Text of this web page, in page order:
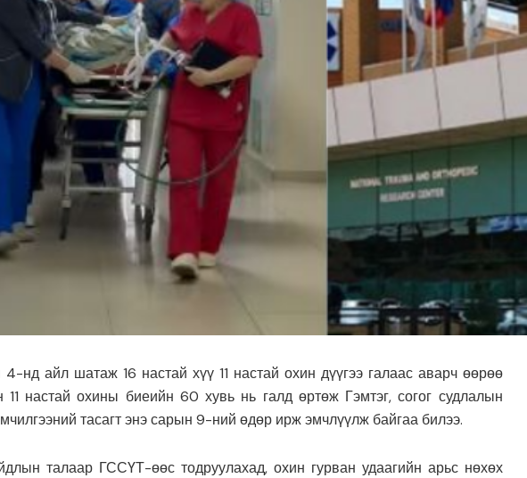
нд айл шатаж 16 настай хүү 11 настай охин дүүгээ галаас аварч өөрөө
настай охины биеийн 60 хувь нь галд өртөж Гэмтэг, согог судлалын
тасагт энэ сарын 9-ний өдөр ирж эмчлүүлж байгаа билээ.
талаар ГССҮТ-өөс тодруулахад, охин гурван удаагийн арьс нөхөх